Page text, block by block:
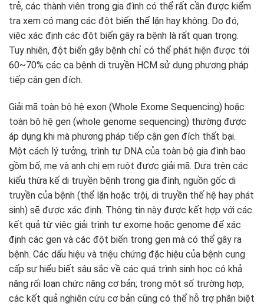
trẻ, các thành viên trong gia đình có thể rất cần được kiểm
tra xem có mang các đột biến thể lặn hay không. Do đó,
việc xác định các đột biến gây ra bệnh là rất quan trọng.
Tuy nhiên, đột biến gây bệnh chỉ có thể phát hiện được tới
60~70% các ca bệnh di truyền HCM sử dụng phương pháp
tiếp cận gen đích.
Giải mã toàn bộ hệ exon (Whole Exome Sequencing) hoặc
toàn bộ hệ gen (whole genome sequencing) thường được
áp dụng khi mà phương pháp tiếp cận gen đích thất bại.
Một cách lý tưởng, trình tự DNA của toàn bộ gia đình bao
gồm bố, mẹ và anh chị em ruột được giải mã. Dựa trên các
kiểu thừa kế di truyền bệnh trong gia đình, nguồn gốc di
truyền của bệnh (thể lặn hoặc trội, di truyền thế hệ hay phát
sinh) sẽ được xác định. Thông tin này được kết hợp với các
kết quả từ việc giải trình tự exome hoặc genome để xác
định các gen và các đột biến trong gen mà có thể gây ra
bệnh. Các dấu hiệu và triệu chứng đặc hiệu của bệnh cung
cấp sự hiểu biết sâu sắc về các quá trình sinh học có khả
năng rối loạn chức năng cơ bản; trong một số trường hợp,
các kết quả nghiên cứu cơ bản cũng có thể hỗ trợ phân biệt